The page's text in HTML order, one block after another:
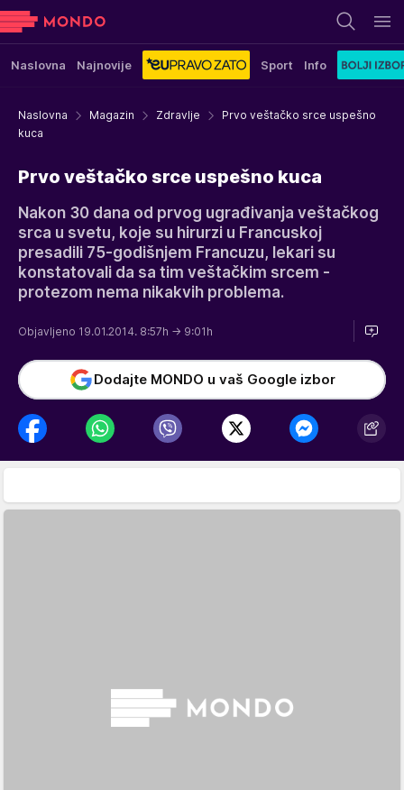
Naslovna Najnovije Sport Info
Naslovna Magazin Zdravlje
Prvo veštačko srce uspešno
kuca
Prvo veštačko srce uspešno kuca
Nakon 30 dana od prvog ugrađivanja veštačkog
srca u svetu, koje su hirurzi u Francuskoj
presadili 75-godišnjem Francuzu, lekari su
konstatovali da sa tim veštačkim srcem -
protezom nema nikakvih problema.
Objavljeno 19.01.2014. 8:57h → 9:01h
Dodajte MONDO u vaš Google izbor